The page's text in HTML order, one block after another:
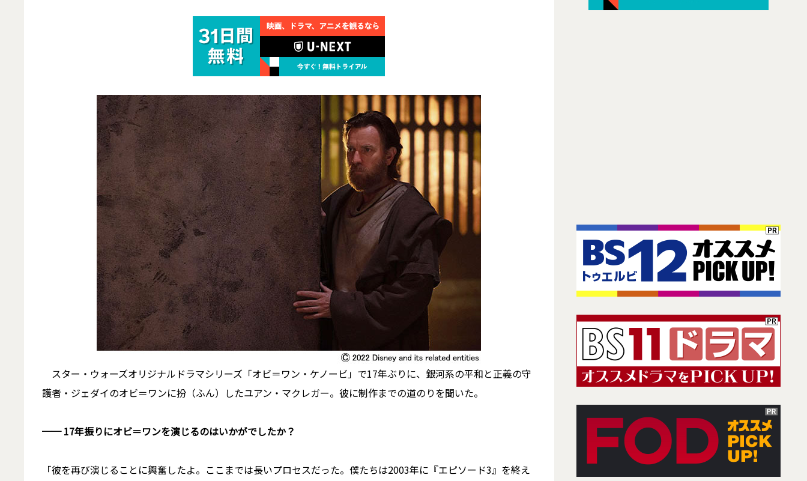
スター・ウォーズオリジナルドラマシリーズ「オビ＝ワン・ケノービ」で17年ぶりに、銀河系の平和と正義の守
護者・ジェダイのオビ＝ワンに扮（ふん）したユアン・マクレガー。彼に制作までの道のりを聞いた。
── 17年振りにオビ＝ワンを演じるのはいかがでしたか？
「彼を再び演じることに興奮したよ。ここまでは長いプロセスだった。僕たちは2003年に『エピソード3』を終え